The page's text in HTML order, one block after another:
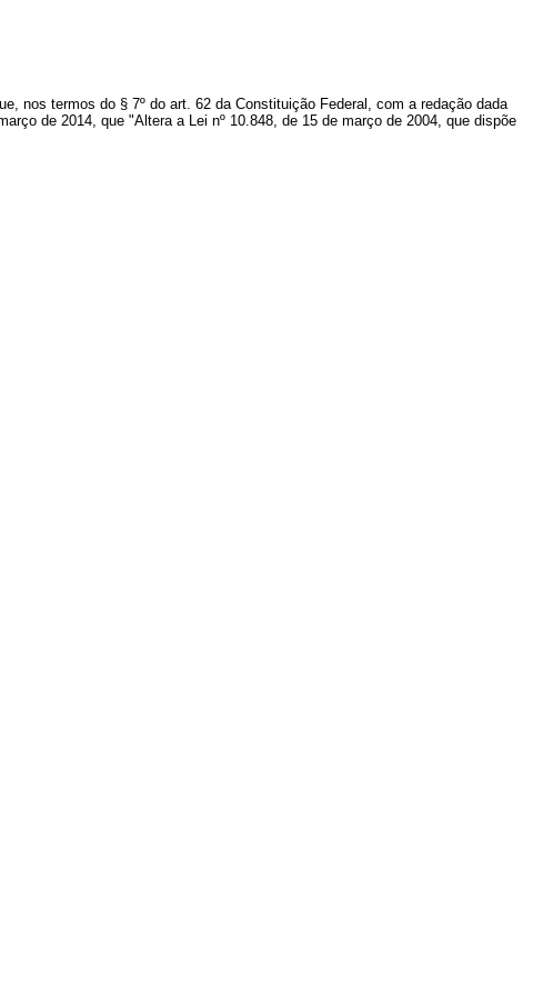
nos termos do § 7º do art. 62 da Constituição Federal, com a redação dada
de 2014, que "Altera a Lei nº 10.848, de 15 de março de 2004, que dispõe